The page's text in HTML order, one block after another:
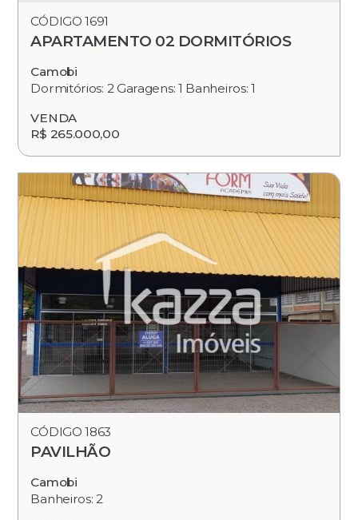
CÓDIGO 1691
APARTAMENTO 02 DORMITÓRIOS
Camobi
Dormitórios: 2 Garagens: 1 Banheiros: 1
VENDA
R$ 265.000,00
CÓDIGO 1863
PAVILHÃO
Camobi
Banheiros: 2